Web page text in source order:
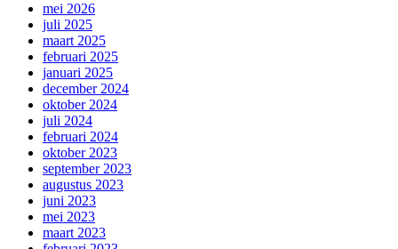
mei 2026
juli 2025
maart 2025
februari 2025
januari 2025
december 2024
oktober 2024
juli 2024
februari 2024
oktober 2023
september 2023
augustus 2023
juni 2023
mei 2023
maart 2023